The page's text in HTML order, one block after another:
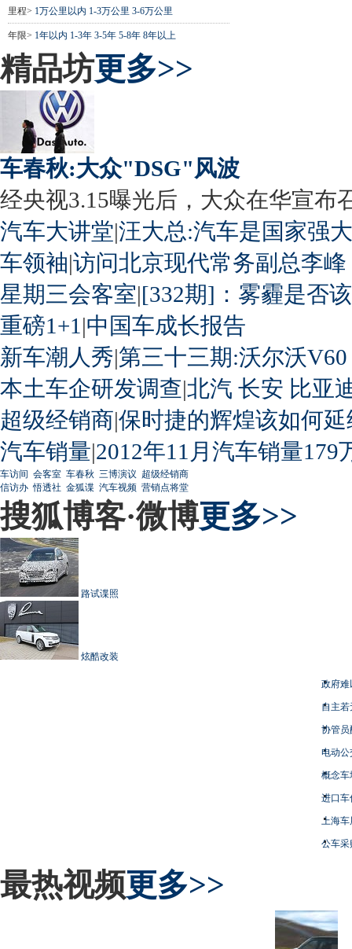
里程> 1万公里以内 1-3万公里 3-6万公里
年限> 1年以内 1-3年 3-5年 5-8年 8年以上
精品坊更多>>
车春秋:大众"DSG"风波
经央视3.15曝光后，大众在华宣布
汽车大讲堂|汪大总:汽车是国家强
车领袖|访问北京现代常务副总李峰
星期三会客室|[332期]：雾霾是否
重磅1+1 |中国车成长报告
新车潮人秀|第三十三期:沃尔沃
本土车企研发调查|北汽 长安 比亚
超级经销商|保时捷的辉煌该如何延
汽车销量|2012年11月汽车销量179
车访间 会客室 车春秋 三博演议 超级经销商
信访办 悟透社 金狐谍 汽车视频 营销点将堂
搜狐博客·微博更多>>
路试谍照
炫酷改装
政府难
自主
协管员
电动
概念车
进口车
上海
公车采
最热视频更多>>